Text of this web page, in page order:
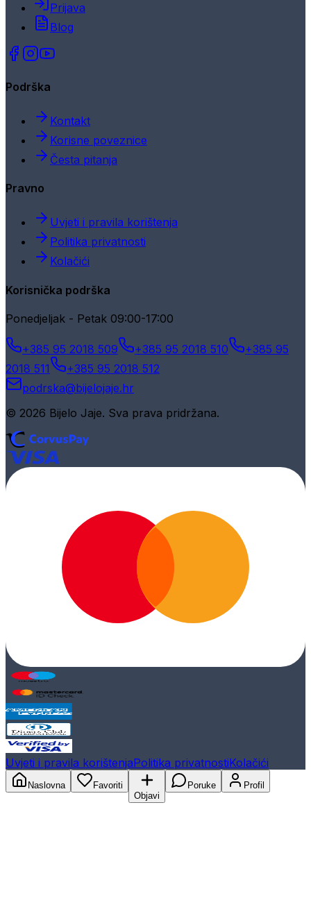
Prijava
Blog
Podrška
Kontakt
Korisne poveznice
Česta pitanja
Pravno
Uvjeti i pravila korištenja
Politika privatnosti
Kolačići
Korisnička podrška
Ponedjeljak - Petak 09:00-17:00
+385 95 2018 509 +385 95 2018 510
+385 95
2018 511
+385 95 2018 512
podrska@bijelojaje.hr
© 2026 Bijelo Jaje. Sva prava pridržana.
Uvjeti i pravila korištenjaPolitika privatnostiKolačići
Naslovna
Favoriti
Objavi
Poruke Profil